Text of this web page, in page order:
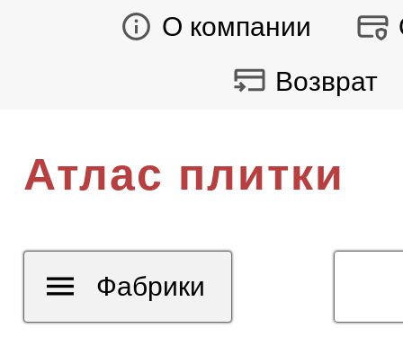
О компании
Возврат
Атлас плитки
Фабрики